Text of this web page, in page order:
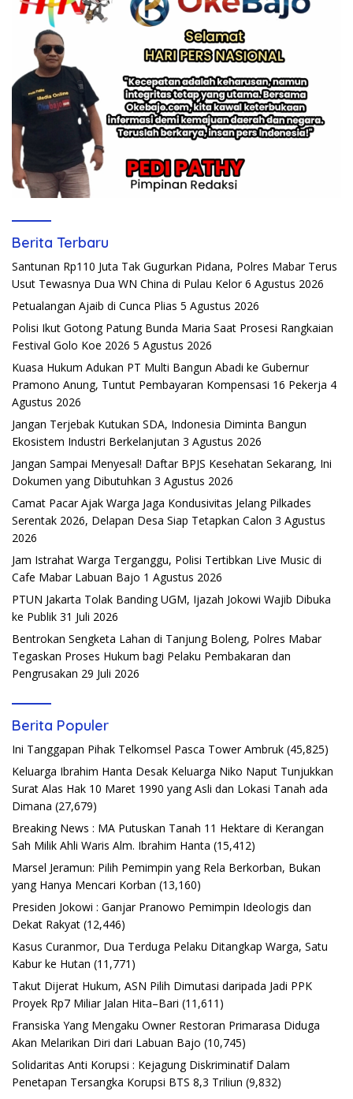
Berita Terbaru
Santunan Rp110 Juta Tak Gugurkan Pidana, Polres Mabar Terus
Usut Tewasnya Dua WN China di Pulau Kelor 6 Agustus 2026
Petualangan Ajaib di Cunca Plias 5 Agustus 2026
Polisi Ikut Gotong Patung Bunda Maria Saat Prosesi Rangkaian
Festival Golo Koe 2026 5 Agustus 2026
Kuasa Hukum Adukan PT Multi Bangun Abadi ke Gubernur
Pramono Anung, Tuntut Pembayaran Kompensasi 16 Pekerja 4
Agustus 2026
Jangan Terjebak Kutukan SDA, Indonesia Diminta Bangun
Ekosistem Industri Berkelanjutan 3 Agustus 2026
Jangan Sampai Menyesal! Daftar BPJS Kesehatan Sekarang, Ini
Dokumen yang Dibutuhkan 3 Agustus 2026
Camat Pacar Ajak Warga Jaga Kondusivitas Jelang Pilkades
Serentak 2026, Delapan Desa Siap Tetapkan Calon 3 Agustus
2026
Jam Istrahat Warga Terganggu, Polisi Tertibkan Live Music di
Cafe Mabar Labuan Bajo 1 Agustus 2026
PTUN Jakarta Tolak Banding UGM, Ijazah Jokowi Wajib Dibuka
ke Publik 31 Juli 2026
Bentrokan Sengketa Lahan di Tanjung Boleng, Polres Mabar
Tegaskan Proses Hukum bagi Pelaku Pembakaran dan
Pengrusakan 29 Juli 2026
Berita Populer
Ini Tanggapan Pihak Telkomsel Pasca Tower Ambruk (45,825)
Keluarga Ibrahim Hanta Desak Keluarga Niko Naput Tunjukkan
Surat Alas Hak 10 Maret 1990 yang Asli dan Lokasi Tanah ada
Dimana (27,679)
Breaking News : MA Putuskan Tanah 11 Hektare di Kerangan
Sah Milik Ahli Waris Alm. Ibrahim Hanta (15,412)
Marsel Jeramun: Pilih Pemimpin yang Rela Berkorban, Bukan
yang Hanya Mencari Korban (13,160)
Presiden Jokowi : Ganjar Pranowo Pemimpin Ideologis dan
Dekat Rakyat (12,446)
Kasus Curanmor, Dua Terduga Pelaku Ditangkap Warga, Satu
Kabur ke Hutan (11,771)
Takut Dijerat Hukum, ASN Pilih Dimutasi daripada Jadi PPK
Proyek Rp7 Miliar Jalan Hita–Bari (11,611)
Fransiska Yang Mengaku Owner Restoran Primarasa Diduga
Akan Melarikan Diri dari Labuan Bajo (10,745)
Solidaritas Anti Korupsi : Kejagung Diskriminatif Dalam
Penetapan Tersangka Korupsi BTS 8,3 Triliun (9,832)